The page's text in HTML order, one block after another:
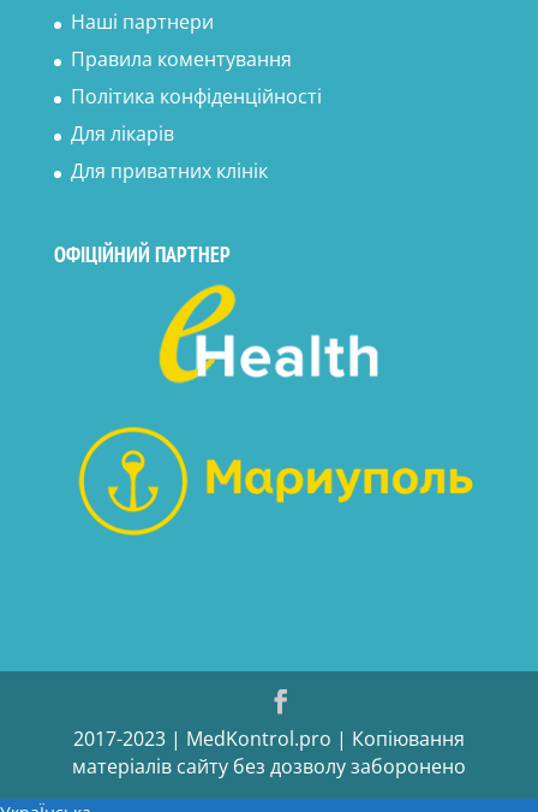
Наші партнери
Правила коментування
Політика конфіденційності
Для лікарів
Для приватних клінік
ОФІЦІЙНИЙ ПАРТНЕР
2017-2023 | MedKontrol.pro | Копіювання
матеріалів сайту без дозволу заборонено